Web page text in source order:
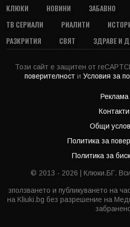
КЛЮКИ НОВИНИ ЗАБАВНО
ТВ СЕРИАЛИ
РИАЛИТИ
РАЗКРИТИЯ
СВЯТ ЗДРАВЕ И
Този сайт е защитен от
поверителност и Условия за
Реклама
Контакти
Общи
Политика за
Политика за
© 2013 - 2026 | Клюки.БГ.
зползването и публикуването на
на Kliuki.bg без разрешение на